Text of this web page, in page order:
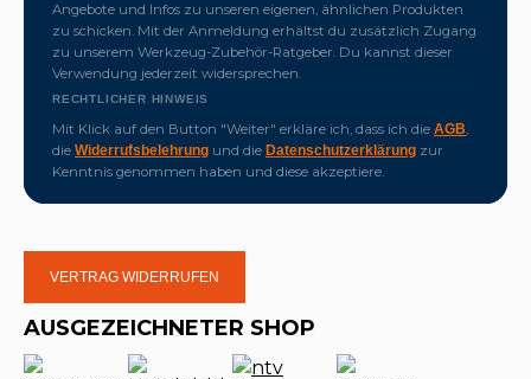
Angebote und Infos zu unseren eigenen, ähnlichen Produkten
zu schicken. Mit der Anmeldung erhältst du zusätzlich Zugang
zu unserem Werkzeug-Zubehör-Ratgeber. Du kannst dieser
Verwendung jederzeit widersprechen.
RECHTLICHER HINWEIS
Mit Klick auf den Button "Weiter" erkläre ich, dass ich die AGB,
die Widerrufsbelehrung und die Datenschutzerklärung zur
Kenntnis genommen haben und diese akzeptiere.
VERTRAG WIDERRUFEN
AUSGEZEICHNETER SHOP